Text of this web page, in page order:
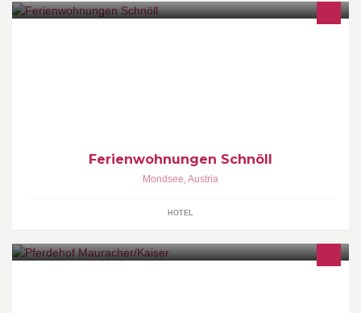
Ferienwohnungen Schnöll
Mondsee,Austria
HOTEL